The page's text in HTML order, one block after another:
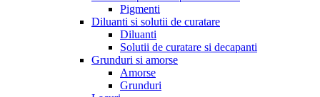
Pigmenti
Diluanti si solutii de curatare
Diluanti
Solutii de curatare si decapanti
Grunduri si amorse
Amorse
Grunduri